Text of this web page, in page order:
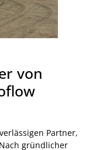
von
Partner,
gründlicher